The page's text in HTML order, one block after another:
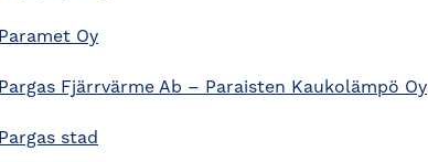
Paramet Oy
Pargas Fjärrvärme Ab – Paraisten Kaukolämpö Oy
Pargas stad